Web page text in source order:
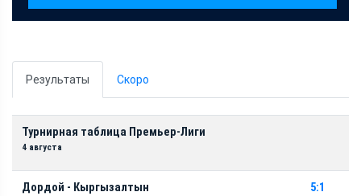
Результаты Скоро
Турнирная таблица Премьер-Лиги
4 августа
Дордой - Кыргызалтын 5:1